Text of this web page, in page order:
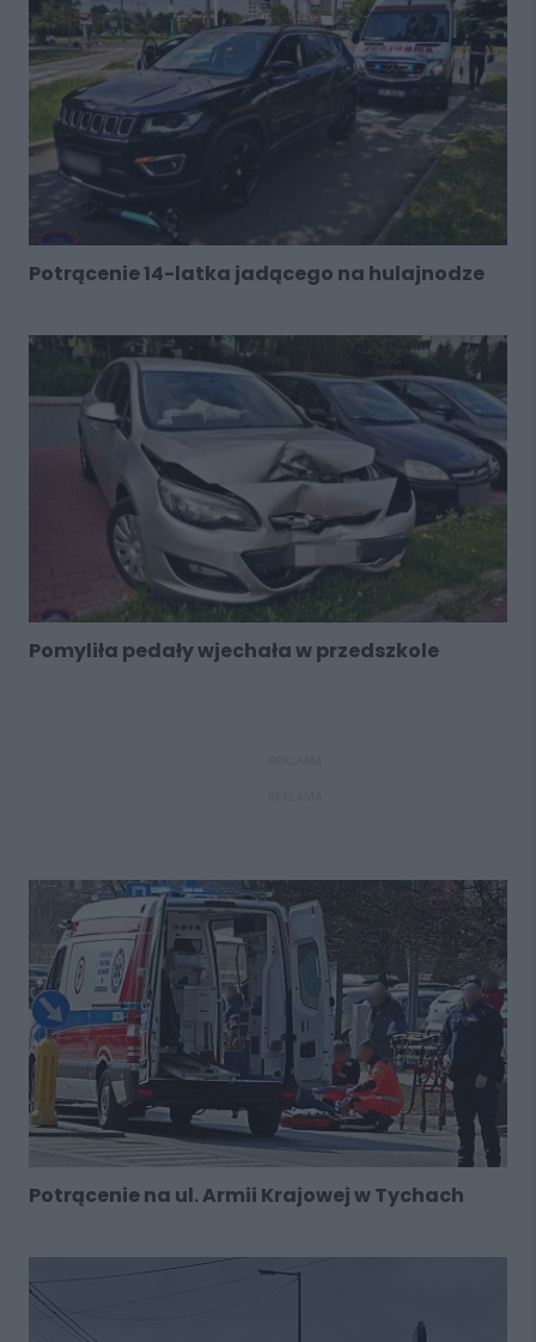
Potrącenie 14-latka jadącego na hulajnodze
Pomyliła pedały wjechała w przedszkole
Potrącenie na ul. Armii Krajowej w Tychach